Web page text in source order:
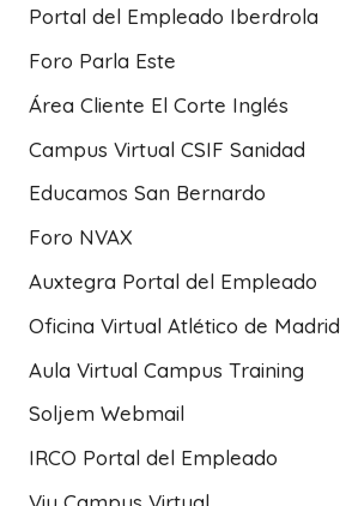
Portal del Empleado Iberdrola
Foro Parla Este
Área Cliente El Corte Inglés
Campus Virtual CSIF Sanidad
Educamos San Bernardo
Foro NVAX
Auxtegra Portal del Empleado
Oficina Virtual Atlético de Madrid
Aula Virtual Campus Training
Soljem Webmail
IRCO Portal del Empleado